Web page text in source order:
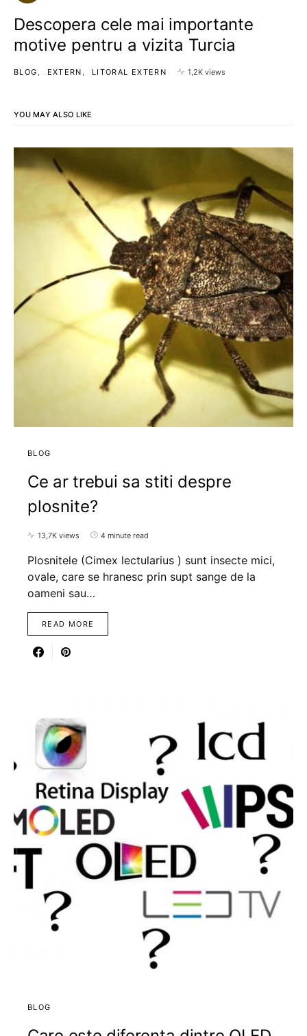
Descopera cele mai importante
motive pentru a vizita Turcia
BLOG EXTERN LITORAL EXTERN 1,2K views
YOU MAY ALSO LIKE
BLOG
Ce ar trebui sa stiti despre
plosnite?
13,7K views 4 minute read
Plosnitele (Cimex lectularius ) sunt insecte mici,
ovale, care se hranesc prin supt sange de la
oameni sau…
READ MORE
BLOG